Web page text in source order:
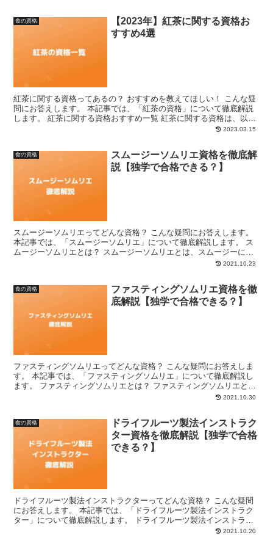
食の資格
【2023年】紅茶に関する資格お
すすめ4選
紅茶に関する資格ってあるの？ おすすめを教えてほしい！ こんな疑
問にお答えします。 本記事では、「紅茶の資格」について徹底解説
します。 紅茶に関する資格おすすめ一覧 紅茶に関する資格は、以下
2023.03.15
食の資格
スムージーソムリエ資格を徹底解
説【独学で合格できる？】
スムージーソムリエってどんな資格？ こんな疑問にお答えします。
本記事では、「スムージーソムリエ」について徹底解説します。 ス
ムージーソムリエとは？ スムージーソムリエとは、スムージーに適
した食材や効能など基本的な知識が十分に有している方に...2021.10.23
食の資格
ファスティングソムリエ資格を徹
底解説【独学で合格できる？】
ファスティングソムリエってどんな資格？ こんな疑問にお答えしま
す。 本記事では、「ファスティングソムリエ」について徹底解説し
ます。 ファスティングソムリエとは？ ファスティングソムリエと
は、ファスティングに関する知識を有しているだけでなく、...2021.10.30
食の資格
ドライフルーツ製法インストラク
ター資格を徹底解説【独学で合格
できる？】
ドライフルーツ製法インストラクターってどんな資格？ こんな疑問
にお答えします。 本記事では、「ドライフルーツ製法インストラク
ター」について徹底解説します。 ドライフルーツ製法インストラク
ターとは？ ドライフルーツ製法インストラクターとは、ド...2021.10.20